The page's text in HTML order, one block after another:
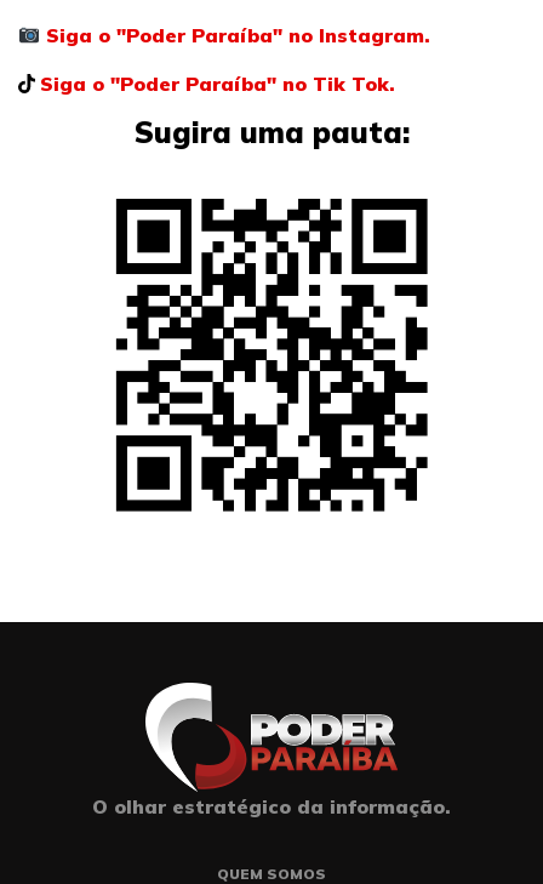
Siga o "Poder Paraíba" no Instagram.
Siga o "Poder Paraíba" no Tik Tok.
Sugira uma pauta:
O olhar estratégico da informação.
QUEM SOMOS